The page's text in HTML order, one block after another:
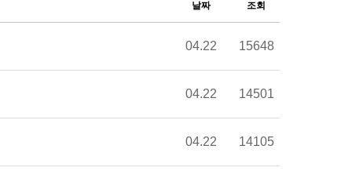
날짜 조회
04.22 15648
04.22 14501
04.22 14105